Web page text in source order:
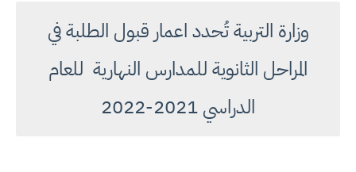
وزارة التربية تُحدد اعمار قبول الطلبة في
المراحل الثانوية للمدارس النهارية للعام
الدراسي 2021-2022